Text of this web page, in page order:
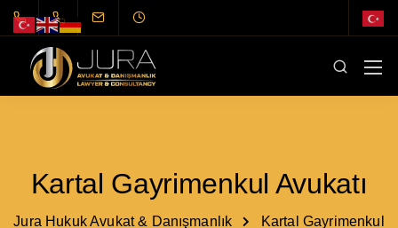
Kartal Gayrimenkul Avukatı
Jura Hukuk Avukat & Danışmanlık
Kartal Gayrimenkul